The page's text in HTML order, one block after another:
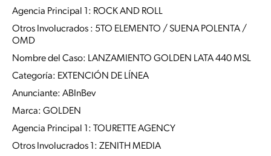
Agencia Principal 1: ROCK AND ROLL
Otros Involucrados : 5TO ELEMENTO / SUENA POLENTA /
OMD
Nombre del Caso: LANZAMIENTO GOLDEN LATA 440 MSL
Categoría: EXTENCIÓN DE LÍNEA
Anunciante: ABInBev
Marca: GOLDEN
Agencia Principal 1: TOURETTE AGENCY
Otros Involucrados 1: ZENITH MEDIA